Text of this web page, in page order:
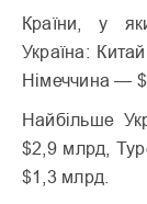
Країни, у
Україна:
Німеччина —
Найбільше
$2,9 млрд,
$1,3 млрд.